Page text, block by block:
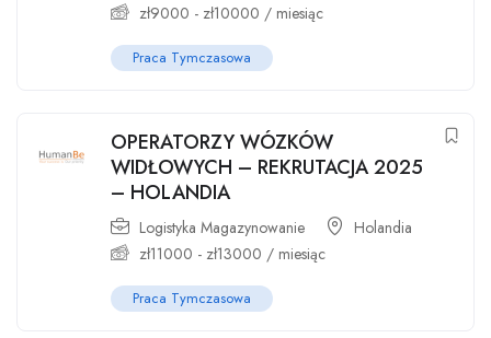
zł9000 - zł10000 / miesiąc
Praca Tymczasowa
OPERATORZY WÓZKÓW
WIDŁOWYCH – REKRUTACJA 2025
– HOLANDIA
Logistyka Magazynowanie
Holandia
zł11000 - zł13000 / miesiąc
Praca Tymczasowa